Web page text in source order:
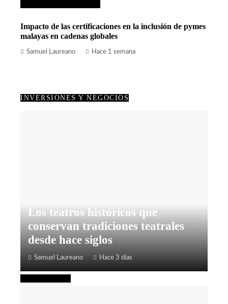
Impacto de las certificaciones en la inclusión de pymes
malayas en cadenas globales
Samuel Laureano Hace 1 semana
INVERSIONES Y NEGOCIOS
Los teatros históricos que
conservan tradiciones teatrales
desde hace siglos
Samuel Laureano Hace 3 días